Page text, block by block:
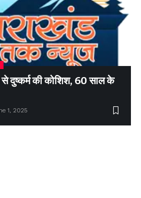
से दुष्कर्म की कोशिश, 60 साल के
1, 2025